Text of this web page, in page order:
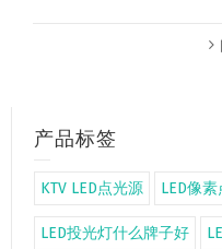
产品标签
KTV LED点光源 LED像
LED投光灯什么牌子好